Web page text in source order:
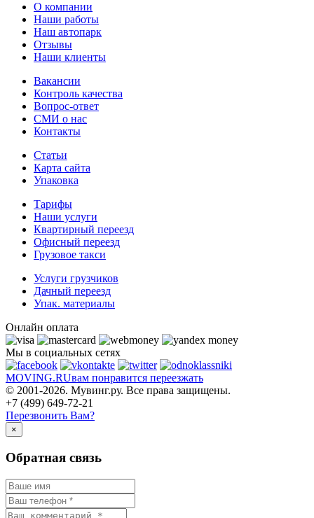
О компании
Наши работы
Наш автопарк
Отзывы
Наши клиенты
Вакансии
Контроль качества
Вопрос-ответ
СМИ о нас
Контакты
Статьи
Карта сайта
Упаковка
Тарифы
Наши услуги
Квартирный переезд
Офисный переезд
Грузовое такси
Услуги грузчиков
Дачный переезд
Упак. материалы
Онлайн оплата
Мы в социальных сетях
MOVING.RUвам понравится переезжать
© 2001-2026. Мувинг.ру. Все права защищены.
+7 (499) 649-72-21
Перезвонить Вам?
×
Обратная связь